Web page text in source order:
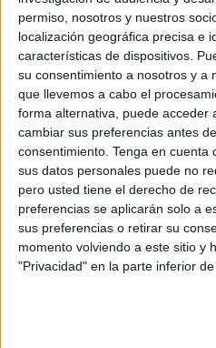
permiso, nosotros y nuestros
localización geográfica precisa e
características de dispositivos.
su consentimiento a nosotros y a
que llevemos a cabo el
forma alternativa, puede acceder
cambiar sus preferencias antes
consentimiento. Tenga en cuenta
sus datos personales puede no
pero usted tiene el derecho de
preferencias se aplicarán solo a
sus preferencias o retirar su
momento volviendo a este sitio y
"Privacidad" en la parte inferior de
este año, cuando Marruecos
Ceuta venía sufriendo una
marroquíes, menores y
nunca antes conocidas. En el
acompañados la situación
alarma social y humanitaria,
discurso. “Para solucionar un
vinculado a la inmigración y
capacidades, muchas
Gobierno de la Nación pero
encontrada. Tampoco ahora